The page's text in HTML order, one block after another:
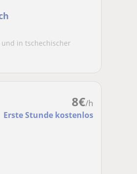
und in tschechischer
8€/h
Erste Stunde kostenlos